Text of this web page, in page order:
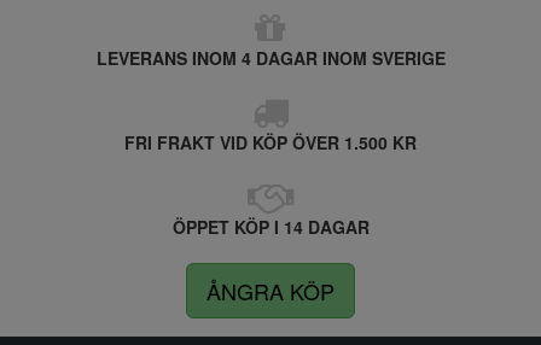
LEVERANS INOM 4 DAGAR INOM SVERIGE
FRI FRAKT VID KÖP ÖVER 1.500 KR
ÖPPET KÖP I 14 DAGAR
ÅNGRA KÖP